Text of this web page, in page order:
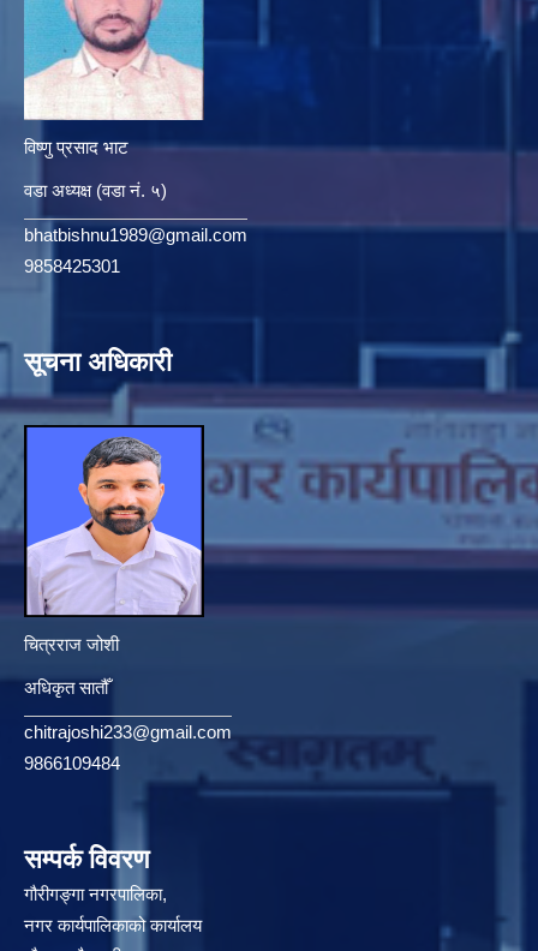
विष्णु प्रसाद भाट
वडा अध्यक्ष (वडा नं. ५)
bhatbishnu1989@gmail.com
9858425301
सूचना अधिकारी
चित्रराज जोशी
अधिकृत सातौँ
chitrajoshi233@gmail.com
9866109484
सम्पर्क विवरण
गौरीगङ्गा नगरपालिका,
नगर कार्यपालिकाको कार्यालय